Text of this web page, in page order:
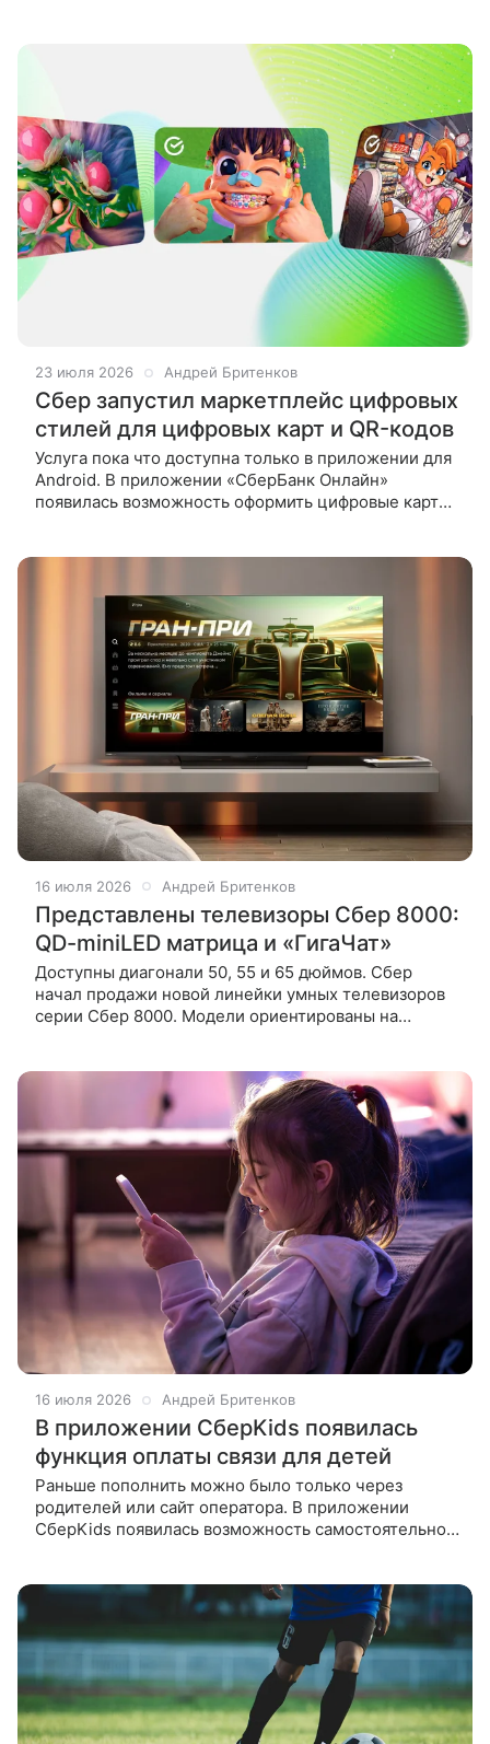
23 июля 2026 Андрей Бритенков
Сбер запустил маркетплейс цифровых
стилей для цифровых карт и QR-кодов
Услуга пока что доступна только в приложении для
Android. В приложении «СберБанк Онлайн»
появилась возможность оформить цифровые карты,
16 июля 2026 Андрей Бритенков
Представлены телевизоры Сбер 8000:
QD-miniLED матрица и «ГигаЧат»
Доступны диагонали 50, 55 и 65 дюймов. Сбер
начал продажи новой линейки умных телевизоров
серии Сбер 8000. Модели ориентированы на
16 июля 2026 Андрей Бритенков
В приложении СберKids появилась
функция оплаты связи для детей
Раньше пополнить можно было только через
родителей или сайт оператора. В приложении
СберKids появилась возможность самостоятельно